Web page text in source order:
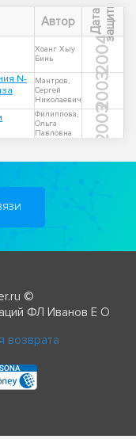
Автор Д
а
т
а
з
а
щ
и
т ы
Хоанг Хыу
Бинь
2004
N-
Мантров,
Сергей
Николаевич
2003
Филиппова,
Ольга
Павловна
2003
©
ФЛ Иванов Е О
возврата